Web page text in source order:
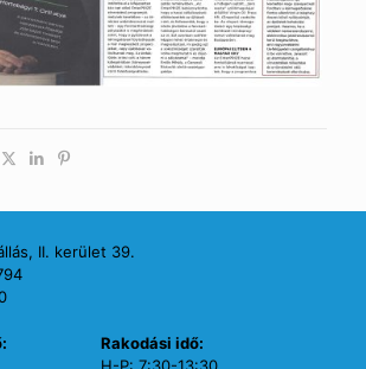
II. kerület 39.
Rakodási idő: